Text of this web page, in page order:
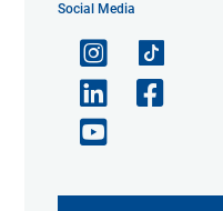
Social Media